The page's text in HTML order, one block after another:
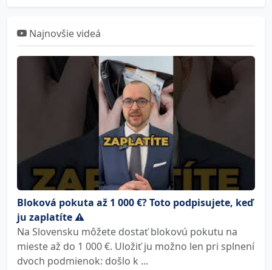
Najnovšie videá
Bloková pokuta až 1 000 €? Toto podpisujete, keď
ju zaplatíte ⚠️
Na Slovensku môžete dostať blokovú pokutu na
mieste až do 1 000 €. Uložiť ju možno len pri splnení
dvoch podmienok: došlo k ...